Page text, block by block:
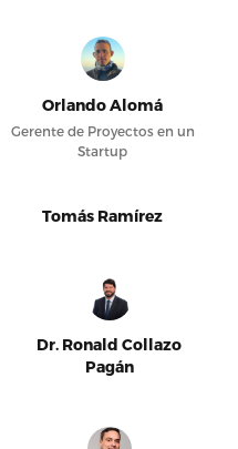
Orlando Alomá
Gerente de Proyectos en un
Startup
Tomás Ramírez
Dr. Ronald Collazo
Pagán